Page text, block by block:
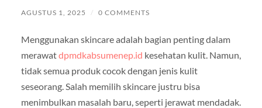
AGUSTUS 1, 2025 / 0 COMMENTS
Menggunakan skincare adalah bagian penting dalam
merawatdpmdkabsumenep.id kesehatan kulit. Namun,
tidak semua produk cocok dengan jenis kulit
seseorang. Salah memilih skincare justru bisa
menimbulkan masalah baru, seperti jerawat mendadak.